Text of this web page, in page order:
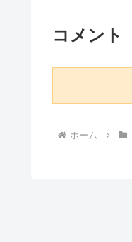
コメント
ホーム